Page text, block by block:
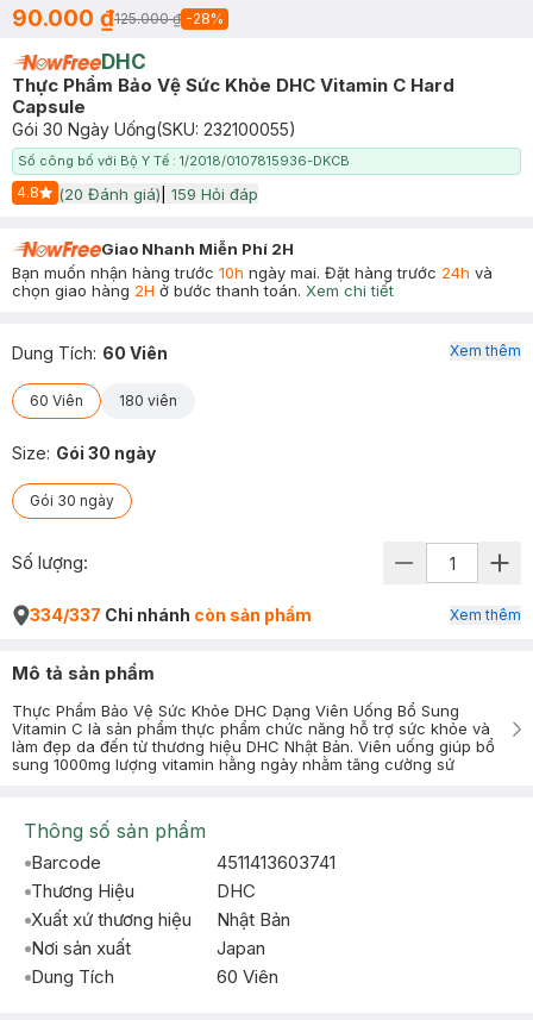
90.000 ₫125.000 ₫ -28%
DHC
Thực Phẩm Bảo Vệ Sức Khỏe DHC Vitamin C Hard
Capsule
Gói 30 Ngày Uống(SKU: 232100055)
Số công bố với Bộ Y Tế : 1/2018/0107815936-DKCB
4.8
Start Icon
(20 Đánh giá) 159 Hỏi đáp
Giao Nhanh Miễn Phí 2H
Bạn muốn nhận hàng trước 10h ngày mai. Đặt hàng trước 24h và
chọn giao hàng 2H ở bước thanh toán. Xem chi tiết
Dung Tích: 60 Viên
60 Viên 180 viên
Size: Gói 30 ngày
Gói 30 ngày
Xem thêm
Số lượng:
334/337 Chi nhánh còn sản phẩm Xem thêm
Mô tả sản phẩm
Thực Phẩm Bảo Vệ Sức Khỏe DHC Dạng Viên Uống Bổ Sung
Vitamin C là sản phẩm thực phẩm chức năng hỗ trợ sức khỏe và
làm đẹp da đến từ thương hiệu DHC Nhật Bản. Viên uống giúp bổ
sung 1000mg lượng vitamin hằng ngày nhằm tăng cường sứ
Thông số sản phẩm
Barcode
4511413603741
Thương Hiệu
DHC
Xuất xứ thương hiệu
Nhật Bản
Nơi sản xuất
Japan
Dung Tích
60 Viên